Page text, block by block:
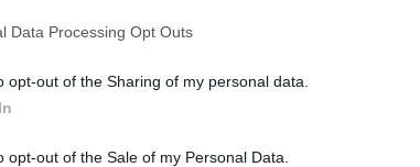
Data Processing Opt Outs
opt-out of the Sharing of my personal data.
opt-out of the Sale of my Personal Data.